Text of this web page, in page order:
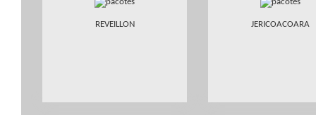
REVEILLON JERICOACOARA